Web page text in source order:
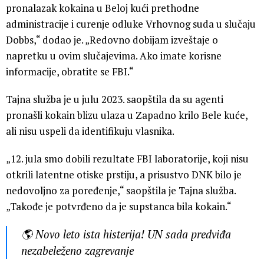
pronalazak kokaina u Beloj kući prethodne
administracije i curenje odluke Vrhovnog suda u slučaju
Dobbs,“ dodao je. „Redovno dobijam izveštaje o
napretku u ovim slučajevima. Ako imate korisne
informacije, obratite se FBI.“
Tajna služba je u julu 2023. saopštila da su agenti
pronašli kokain blizu ulaza u Zapadno krilo Bele kuće,
ali nisu uspeli da identifikuju vlasnika.
„12. jula smo dobili rezultate FBI laboratorije, koji nisu
otkrili latentne otiske prstiju, a prisustvo DNK bilo je
nedovoljno za poređenje,“ saopštila je Tajna služba.
„Takođe je potvrđeno da je supstanca bila kokain.“
🌎 Novo leto ista histerija! UN sada predviđa
nezabeleženo zagrevanje